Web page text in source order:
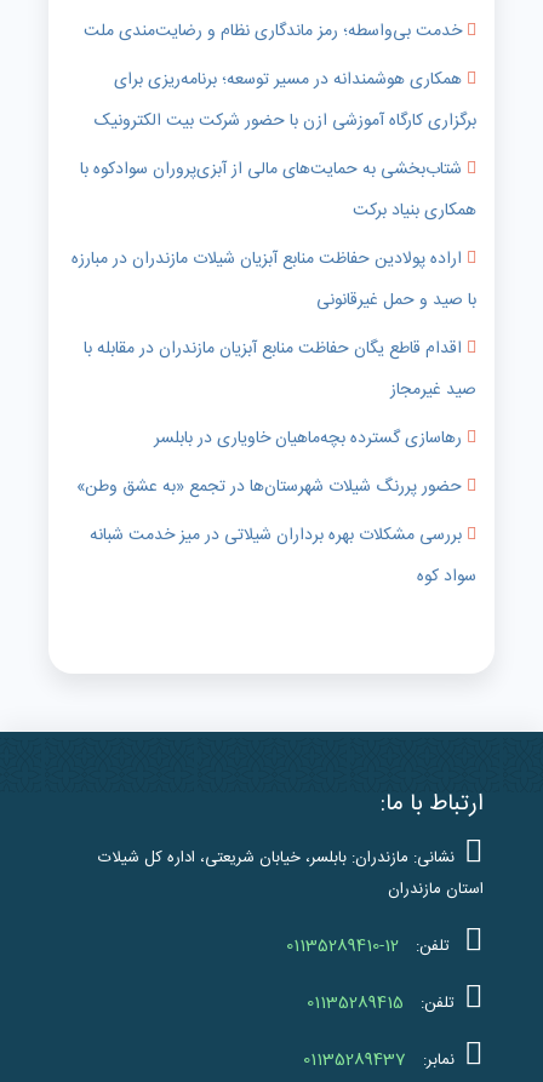
خدمت بی‌واسطه؛ رمز ماندگاری نظام و رضایت‌مندی ملت
همکاری هوشمندانه در مسیر توسعه؛ برنامه‌ریزی برای
برگزاری کارگاه آموزشی ازن با حضور شرکت بیت الکترونیک
شتاب‌بخشی به حمایت‌های مالی از آبزی‌پروران سوادکوه با
همکاری بنیاد برکت
اراده پولادین حفاظت منابع آبزیان شیلات مازندران در مبارزه
با صید و حمل غیرقانونی
اقدام قاطع یگان حفاظت منابع آبزیان مازندران در مقابله با
صید غیرمجاز
رهاسازی گسترده بچه‌ماهیان خاویاری در بابلسر
حضور پررنگ شیلات شهرستان‌ها در تجمع «به عشق وطن»
بررسی مشکلات بهره برداران شیلاتی در میز خدمت شبانه
سواد کوه
ارتباط با ما:
نشانی: مازندران: بابلسر، خیابان شریعتی، اداره کل شیلات
استان مازندران
تلفن: 01135289410-12
تلفن: 01135289415
نمابر: 01135289437